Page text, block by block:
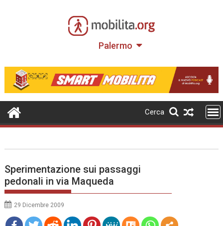
Palermo
Cerca
Sperimentazione sui passaggi
pedonali in via Maqueda
29 Dicembre 2009